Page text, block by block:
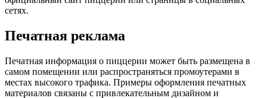
сетях.
Печатная реклама
Печатная информация о пиццерии может быть размещена в
самом помещении или распространяться промоутерами в
местах высокого трафика. Примеры оформления печатных
материалов связаны с привлекательным дизайном и